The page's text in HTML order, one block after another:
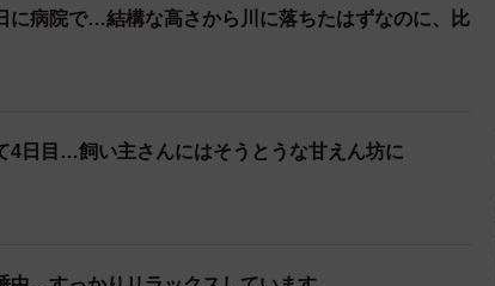
に病院で…結構な高さから川に落ちたはずなのに、比
4日目…飼い主さんにはそうとうな甘えん坊に